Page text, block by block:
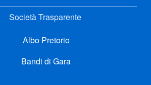
Società Trasparente
Albo Pretorio
Bandi di Gara